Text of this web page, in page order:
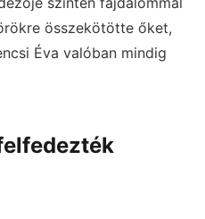
összekötötte őket,
Éva valóban mindig